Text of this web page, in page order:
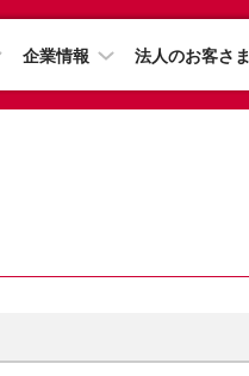
企業情報 法人のお客さま